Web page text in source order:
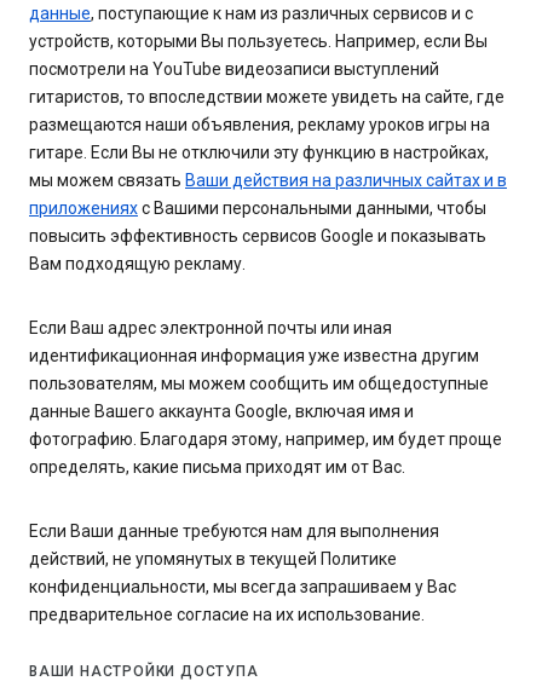
данные, поступающие к нам из различных сервисов и с
устройств, которыми Вы пользуетесь. Например, если Вы
посмотрели на YouTube видеозаписи выступлений
гитаристов, то впоследствии можете увидеть на сайте, где
размещаются наши объявления, рекламу уроков игры на
гитаре. Если Вы не отключили эту функцию в настройках,
мы можем связать Ваши действия на различных сайтах и в
приложенияхс Вашими персональными данными, чтобы
повысить эффективность сервисов Google и показывать
Вам подходящую рекламу.
Если Ваш адрес электронной почты или иная
идентификационная информация уже известна другим
пользователям, мы можем сообщить им общедоступные
данные Вашего аккаунта Google, включая имя и
фотографию. Благодаря этому, например, им будет проще
определять, какие письма приходят им от Вас.
Если Ваши данные требуются нам для выполнения
действий, не упомянутых в текущей Политике
конфиденциальности, мы всегда запрашиваем у Вас
предварительное согласие на их использование.
ВАШИ НАСТРОЙКИ ДОСТУПА